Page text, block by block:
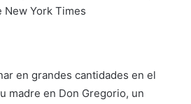
New York Times
en grandes cantidades en el
madre en Don Gregorio, un